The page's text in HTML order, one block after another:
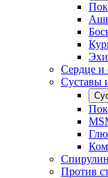
Сердце и
Суставы
Против